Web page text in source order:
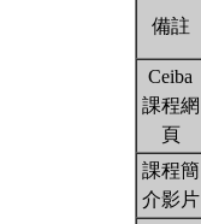
備註
Ceiba
課程網
頁
課程簡
介影片